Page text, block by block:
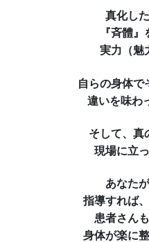
真化し
『斉體
実力（魅
自らの身体で
違いを味わ
そして、真
現場に立
あなた
指導すれば
患者さん
身体が楽に